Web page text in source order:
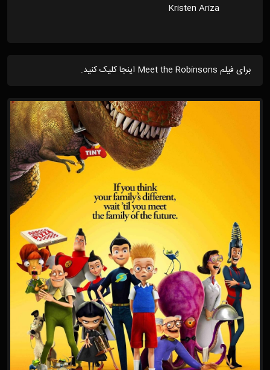
Kristen Ariza
برای فیلم Meet the Robinsons اینجا کلیک کنید.